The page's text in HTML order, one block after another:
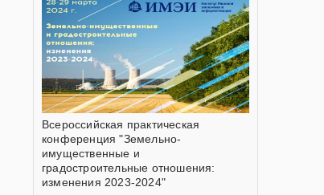
Всероссийская практическая
конференция "Земельно-
имущественные и
градостроительные отношения:
изменения 2023-2024"